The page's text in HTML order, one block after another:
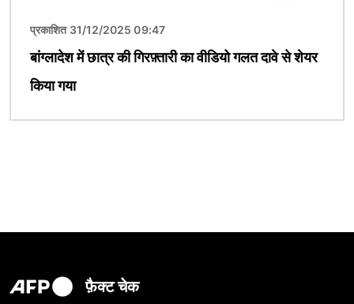
प्रकाशित 31/12/2025 09:47
बांग्लादेश में छात्र की गिरफ़्तारी का वीडियो गलत दावे से शेयर
किया गया
फ़ैक्ट चेक